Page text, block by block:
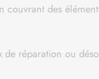
couvrant des
de réparation ou